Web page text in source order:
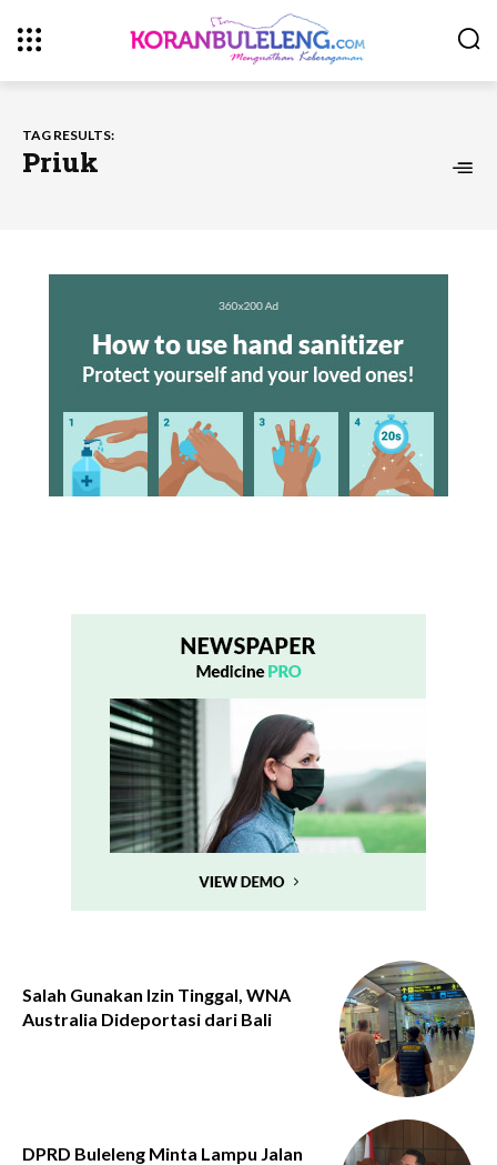
TAG RESULTS:
Priuk
Salah Gunakan Izin Tinggal, WNA
Australia Dideportasi dari Bali
DPRD Buleleng Minta Lampu Jalan